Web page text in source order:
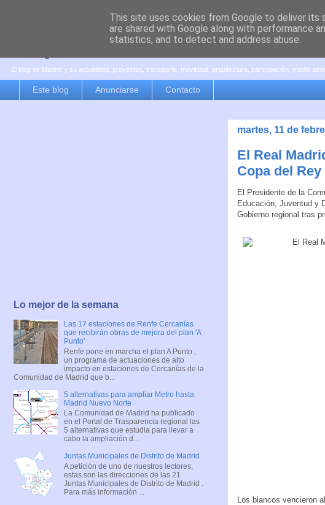
es por madrid
El blog de Madrid y su actualidad, proyectos, transporte, movilidad, arquitectura, participación, medio
Este blog Anunciarse Contacto
martes, 11 de
El Real
Copa del Rey
El Presidente de la
Educación, Juventud y
Gobierno regional tras
Los blancos vencieron
Lo mejor de la semana
Las 17 estaciones de Renfe Cercanías
que recibirán obras de mejora del plan 'A
Punto'
Renfe pone en marcha el plan A Punto ,
un programa de actuaciones de alto
impacto en estaciones de Cercanías de la
Comunidad de Madrid que b...
5 alternativas para ampliar Metro hasta
Madrid Nuevo Norte
La Comunidad de Madrid ha publicado
en el Portal de Trasparencia regional las
5 alternativas que estudia para llevar a
cabo la ampliación d...
Juntas Municipales de Distrito de Madrid
A petición de uno de nuestros lectores,
estas son las direcciones de las 21
Juntas Municipales de Distrito de Madrid .
Para más información ...
This site uses cookies from Google to deliver its
are shared with Google along with performance
statistics, and to detect and address abuse.